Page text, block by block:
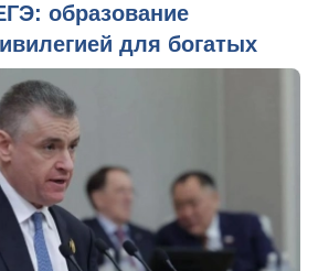
образование
для богатых